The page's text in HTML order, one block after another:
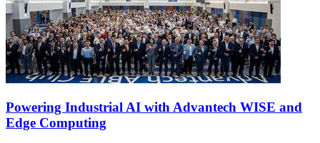
Powering Industrial AI with Advantech WISE and
Edge Computing